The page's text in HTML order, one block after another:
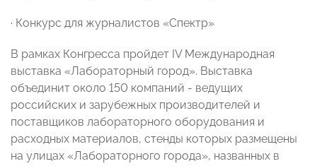
· Конкурс для журналистов «Спектр»
В рамках Конгресса пройдет IV Международная
выставка «Лабораторный город». Выставка
объединит около 150 компаний - ведущих
российских и зарубежных производителей и
поставщиков лабораторного оборудования и
расходных материалов, стенды которых размещены
на улицах «Лабораторного города», названных в